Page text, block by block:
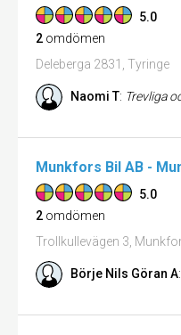
5.0
2 omdömen
Deleberga 2831, Tyringe
Naomi T: Trevliga
Munkfors Bil AB -
5.0
2 omdömen
Trollkullevägen 3,
Börje Nils Göran A: